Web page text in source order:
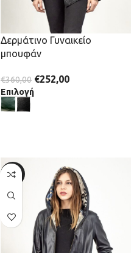
Δερμάτινο Γυναικείο
μπουφάν
€360,00 €252,00
Επιλογή
-30%